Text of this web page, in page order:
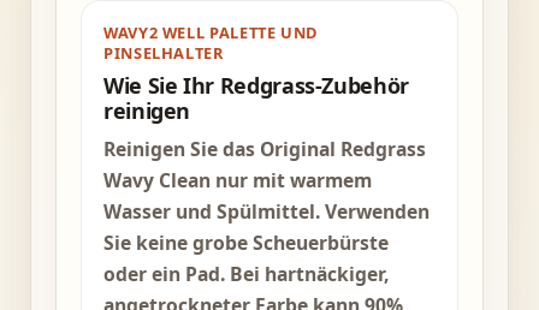
WAVY2 WELL PALETTE UND
PINSELHALTER
Wie Sie Ihr Redgrass-Zubehör
reinigen
Reinigen Sie das Original Redgrass
Wavy Clean nur mit warmem
Wasser und Spülmittel. Verwenden
Sie keine grobe Scheuerbürste
oder ein Pad. Bei hartnäckiger,